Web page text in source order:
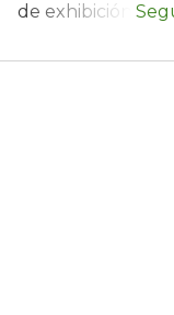
de exhibición.